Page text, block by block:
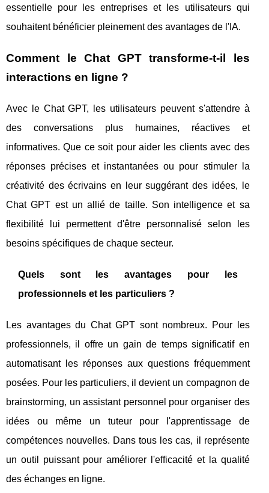
essentielle pour les entreprises et les utilisateurs qui
souhaitent bénéficier pleinement des avantages de l'IA.
Comment le Chat GPT transforme-t-il les
interactions en ligne ?
Avec le Chat GPT, les utilisateurs peuvent s'attendre à
des conversations plus humaines, réactives et
informatives. Que ce soit pour aider les clients avec des
réponses précises et instantanées ou pour stimuler la
créativité des écrivains en leur suggérant des idées, le
Chat GPT est un allié de taille. Son intelligence et sa
flexibilité lui permettent d'être personnalisé selon les
besoins spécifiques de chaque secteur.
Quels sont les avantages pour les
professionnels et les particuliers ?
Les avantages du Chat GPT sont nombreux. Pour les
professionnels, il offre un gain de temps significatif en
automatisant les réponses aux questions fréquemment
posées. Pour les particuliers, il devient un compagnon de
brainstorming, un assistant personnel pour organiser des
idées ou même un tuteur pour l'apprentissage de
compétences nouvelles. Dans tous les cas, il représente
un outil puissant pour améliorer l'efficacité et la qualité
des échanges en ligne.